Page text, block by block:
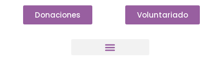
Donaciones Voluntariado